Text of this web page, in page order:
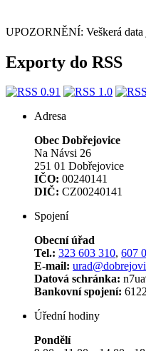
UPOZORNĚNÍ: Veškerá data
Exporty do RSS
Adresa
Obec Dobřejovice
Na Návsi 26
251 01 Dobřejovice
IČO: 00240141
DIČ: CZ00240141
Spojení
Obecní úřad
Tel.: 323 603 310, 607
E-mail:
Datová schránka:
Bankovní spojení:
Úřední hodiny
Pondělí